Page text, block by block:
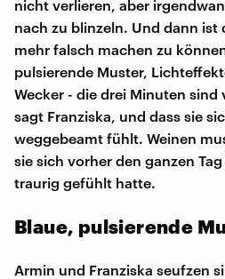
nicht verlieren, aber
nach zu blinzeln. Und dann ist
mehr falsch machen zu
pulsierende Muster,
Wecker - die drei Minuten sind
sagt Franziska, und dass sie
weggebeamt fühlt. Weinen
sie sich vorher den ganzen
traurig gefühlt hatte.
Blaue, pulsierende
Armin und Franziska seufzen